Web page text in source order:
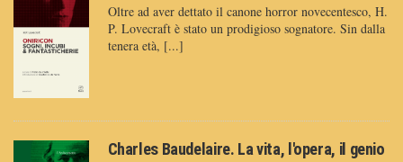
Oltre ad aver dettato il canone horror novecentesco, H.
P. Lovecraft è stato un prodigioso sognatore. Sin dalla
tenera età, [...]
Charles Baudelaire. La vita, l'opera, il genio